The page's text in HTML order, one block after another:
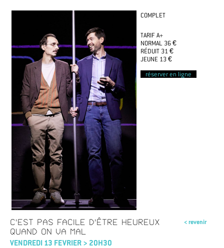
COMPLET
TARIF A+
NORMAL 36 €
RÉDUIT 31 €
JEUNE 13 €
réserver en ligne
< revenir
C'EST PAS FACILE D'ÊTRE HEUREUX
QUAND ON VA MAL
VENDREDI 13 FEVRIER > 20H30